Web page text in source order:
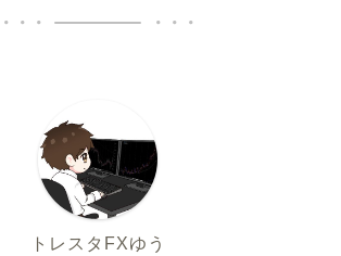
トレスタFXゆう